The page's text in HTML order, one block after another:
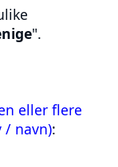
".
eller flere
/ navn):